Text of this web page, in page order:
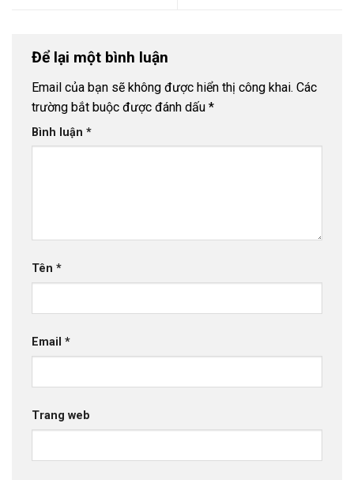
Để lại một bình luận
Email của bạn sẽ không được hiển thị công khai. Các
trường bắt buộc được đánh dấu *
Bình luận *
Tên *
Email *
Trang web